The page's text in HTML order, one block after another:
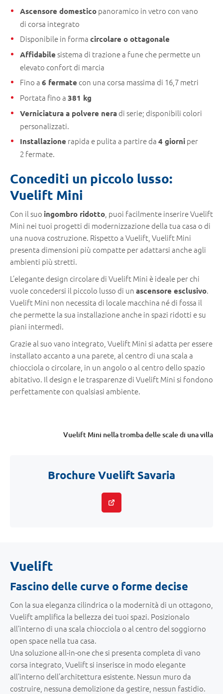
Ascensore domestico panoramico in vetro con vano
di corsa integrato
Disponibile in forma circolare o ottagonale
Affidabile sistema di trazione a fune che permette un
elevato confort di marcia
Fino a 6 fermate con una corsa massima di 16,7 metri
Portata fino a 381 kg
Verniciatura a polvere neradi serie; disponibili colori
personalizzati.
Installazione rapida e pulita a partire da 4 giorni per
2 fermate.
Concediti un piccolo lusso:
Vuelift Mini
Con il suo ingombro ridotto , puoi facilmente inserire Vuelift
Mini nei tuoi progetti di modernizzazione della tua casa o di
una nuova costruzione. Rispetto a Vuelift, Vuelift Mini
presenta dimensioni più compatte per adattarsi anche agli
ambienti più stretti.
L’elegante design circolare di Vuelift Mini è ideale per chi
vuole concedersi il piccolo lusso di un ascensore esclusivo.
Vuelift Mini non necessita di locale macchina né di fossa il
che permette la sua installazione anche in spazi ridotti e su
piani intermedi.
Grazie al suo vano integrato, Vuelift Mini si adatta per essere
installato accanto a una parete, al centro di una scala a
chiocciola o circolare, in un angolo o al centro dello spazio
abitativo. Il design e le trasparenze di Vuelift Mini si fondono
perfettamente con qualsiasi ambiente.
Vuelift Mini nella tromba delle scale di una villa
Brochure Vuelift Savaria
Vuelift
Fascino delle curve o forme decise
Con la sua eleganza cilindrica o la modernità di un ottagono,
Vuelift amplifica la bellezza dei tuoi spazi. Posizionalo
all’interno di una scala chiocciola o al centro del soggiorno
open space nella tua casa.
Una soluzione all-in-one che si presenta completa di vano
corsa integrato, Vuelift si inserisce in modo elegante
all’interno dell’architettura esistente. Nessun muro da
costruire, nessuna demolizione da gestire, nessun fastidio.